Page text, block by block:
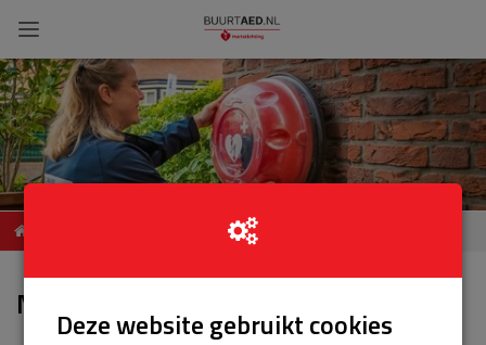
NieuwsDeze website gebruikt cookies